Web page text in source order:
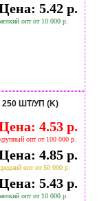
5.42 р.
опт от 10 000 р.
ШТ/УП (K)
4.53 р.
опт от 100 000 р.
4.85 р.
опт от 50 000 р.
5.43 р.
опт от 10 000 р.